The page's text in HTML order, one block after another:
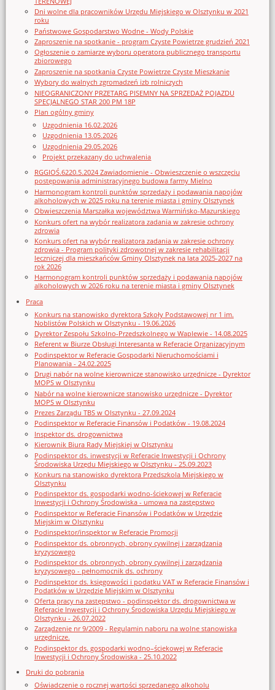
Dni wolne dla pracowników Urzędu Miejskiego w Olsztynku w 2021
roku
Państwowe Gospodarstwo Wodne - Wody Polskie
Zaproszenie na spotkanie - program Czyste Powietrze grudzień 2021
Ogłoszenie o zamiarze wyboru operatora publicznego transportu
zbiorowego
Zaproszenie na spotkania Czyste Powietrze Czyste Mieszkanie
Wybory do walnych zgromadzeń izb rolniczych
NIEOGRANICZONY PRZETARG PISEMNY NA SPRZEDAŻ POJAZDU
SPECJALNEGO STAR 200 PM 18P
Plan ogólny gminy
Uzgodnienia 16.02.2026
Uzgodnienia 13.05.2026
Uzgodnienia 29.05.2026
Projekt przekazany do uchwalenia
RGGIOŚ.6220.5.2024 Zawiadomienie - Obwieszczenie o wszczęciu
postępowania administracyjnego budowa farmy Mielno
Harmonogram kontroli punktów sprzedaży i podawania napojów
alkoholowych w 2025 roku na terenie miasta i gminy Olsztynek
Obwieszczenia Marszałka województwa Warmińsko-Mazurskiego
Konkurs ofert na wybór realizatora zadania w zakresie ochrony
zdrowia
Konkurs ofert na wybór realizatora zadania w zakresie ochrony
zdrowia - Program polityki zdrowotnej w zakresie rehabilitacji
leczniczej dla mieszkańców Gminy Olsztynek na lata 2025-2027 na
rok 2026
Harmonogram kontroli punktów sprzedaży i podawania napojów
alkoholowych w 2026 roku na terenie miasta i gminy Olsztynek
Praca
Konkurs na stanowisko dyrektora Szkoły Podstawowej nr 1 im.
Noblistów Polskich w Olsztynku - 19.06.2026
Dyrektor Zespołu Szkolno-Przedszkolnego w Waplewie - 14.08.2025
Referent w Biurze Obsługi Interesanta w Referacie Organizacyjnym
Podinspektor w Referacie Gospodarki Nieruchomościami i
Planowania - 24.02.2025
Drugi nabór na wolne kierownicze stanowisko urzędnicze - Dyrektor
MOPS w Olsztynku
Nabór na wolne kierownicze stanowisko urzędnicze - Dyrektor
MOPS w Olsztynku
Prezes Zarządu TBS w Olsztynku - 27.09.2024
Podinspektor w Referacie Finansów i Podatków - 19.08.2024
Inspektor ds. drogownictwa
Kierownik Biura Rady Miejskiej w Olsztynku
Podinspektor ds. inwestycji w Referacie Inwestycji i Ochrony
Środowiska Urzędu Miejskiego w Olsztynku - 25.09.2023
Konkurs na stanowisko dyrektora Przedszkola Miejskiego w
Olsztynku
Podinspektor ds. gospodarki wodno-ściekowej w Referacie
Inwestycji i Ochrony Środowiska - umowa na zastępstwo
Podinspektor w Referacie Finansów i Podatków w Urzędzie
Miejskim w Olsztynku
Podinspektor/inspektor w Referacie Promocji
Podinspektor ds. obronnych, obrony cywilnej i zarządzania
kryzysowego
Podinspektor ds. obronnych, obrony cywilnej i zarządzania
kryzysowego - pełnomocnik ds. ochrony
Podinspektor ds. księgowości i podatku VAT w Referacie Finansów i
Podatków w Urzędzie Miejskim w Olsztynku
Oferta pracy na zastępstwo - podinspektor ds. drogownictwa w
Referacie Inwestycji i Ochrony Środowiska Urzędu Miejskiego w
Olsztynku - 26.07.2022
Zarządzenie nr 9/2009 - Regulamin naboru na wolne stanowiska
urzędnicze.
Podinspektor ds. gospodarki wodno–ściekowej w Referacie
Inwestycji i Ochrony Środowiska - 25.10.2022
Druki do pobrania
Oświadczenie o rocznej wartości sprzedanego alkoholu